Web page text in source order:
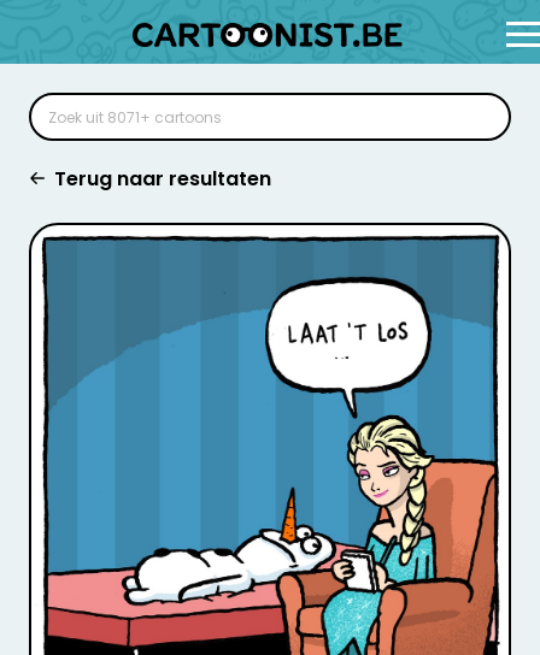
Terug naar resultaten